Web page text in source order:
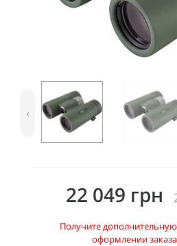
‹
22 049 грн
Получите
оформлении